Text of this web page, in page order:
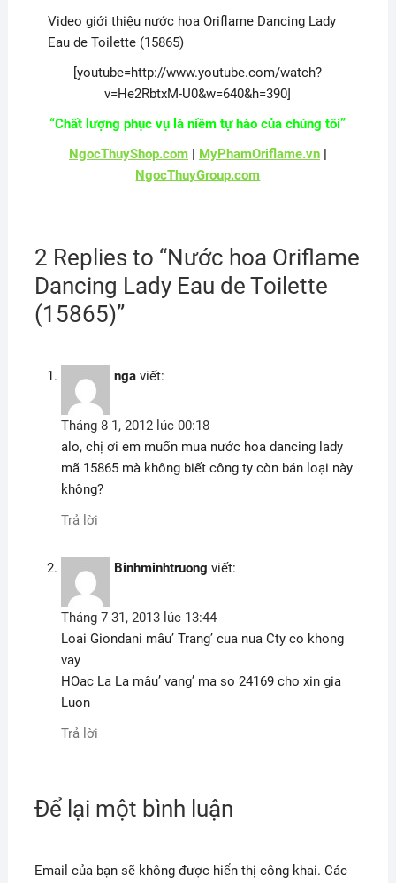
Video giới thiệu nước hoa Oriflame Dancing Lady
Eau de Toilette (15865)
[youtube=http://www.youtube.com/watch?
v=He2RbtxM-U0&w=640&h=390]
“Chất lượng phục vụ là niềm tự hào của chúng tôi”
NgocThuyShop.com| MyPhamOriflame.vn|
NgocThuyGroup.com
2 Replies to “Nước hoa Oriflame
Dancing Lady Eau de Toilette
(15865)”
nga viết:
Tháng 8 1, 2012 lúc 00:18
alo, chị ơi em muốn mua nước hoa dancing lady
mã 15865 mà không biết công ty còn bán loại này
không?
Trả lời
Binhminhtruong viết:
Tháng 7 31, 2013 lúc 13:44
Loai Giondani mâu’ Trang’ cua nua Cty co khong
vay
HOac La La mâu’ vang’ ma so 24169 cho xin gia
Luon
Trả lời
Để lại một bình luận
Email của bạn sẽ không được hiển thị công khai. Các